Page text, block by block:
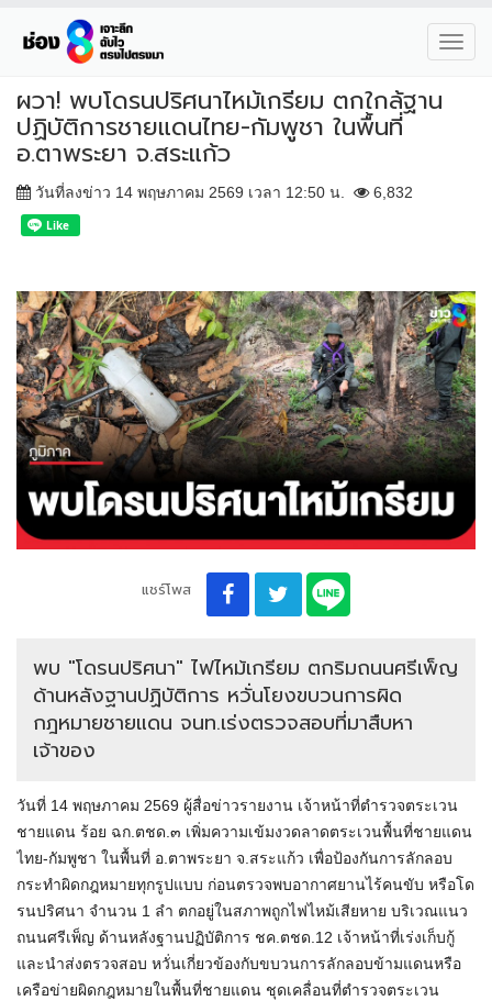
ผวา! พบโดรนปริศนาไหม้เกรียม ตกใกล้ฐาน
ปฏิบัติการชายแดนไทย-กัมพูชา ในพื้นที่
อ.ตาพระยา จ.สระแก้ว
วันที่ลงข่าว 14 พฤษภาคม 2569 เวลา 12:50 น. 6,832
แชร์โพส
พบ "โดรนปริศนา" ไฟไหม้เกรียม ตกริมถนนศรีเพ็ญ
ด้านหลังฐานปฏิบัติการ หวั่นโยงขบวนการผิด
กฎหมายชายแดน จนท.เร่งตรวจสอบที่มาสืบหา
เจ้าของ
วันที่ 14 พฤษภาคม 2569 ผู้สื่อข่าวรายงาน เจ้าหน้าที่ตำรวจตระเวน
ชายแดน ร้อย ฉก.ตชด.๓ เพิ่มความเข้มงวดลาดตระเวนพื้นที่ชายแดน
ไทย-กัมพูชา ในพื้นที่ อ.ตาพระยา จ.สระแก้ว เพื่อป้องกันการลักลอบ
กระทำผิดกฎหมายทุกรูปแบบ ก่อนตรวจพบอากาศยานไร้คนขับ หรือโด
รนปริศนา จำนวน 1 ลำ ตกอยู่ในสภาพถูกไฟไหม้เสียหาย บริเวณแนว
ถนนศรีเพ็ญ ด้านหลังฐานปฏิบัติการ ชค.ตชด.12 เจ้าหน้าที่เร่งเก็บกู้
และนำส่งตรวจสอบ หวั่นเกี่ยวข้องกับขบวนการลักลอบข้ามแดนหรือ
เครือข่ายผิดกฎหมายในพื้นที่ชายแดน ชุดเคลื่อนที่ตำรวจตระเวน